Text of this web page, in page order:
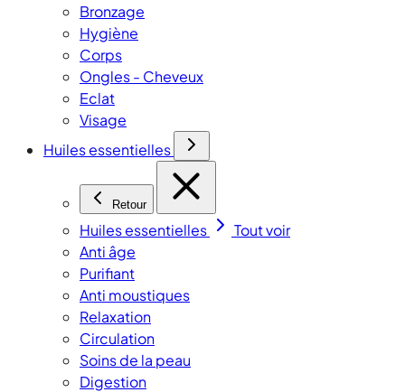
Bronzage
Hygiène
Corps
Ongles - Cheveux
Eclat
Visage
Huiles essentielles
Retour
Huiles essentielles
Tout voir
Anti âge
Purifiant
Anti moustiques
Relaxation
Circulation
Soins de la peau
Digestion